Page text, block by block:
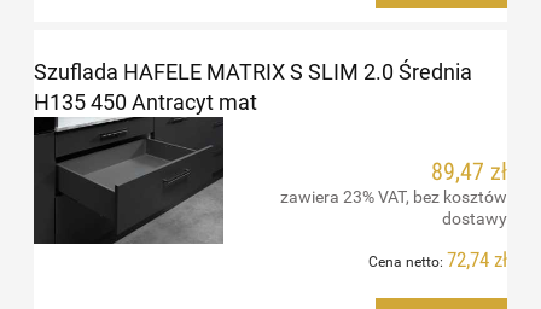
Szuflada HAFELE MATRIX S SLIM 2.0 Średnia
H135 450 Antracyt mat
89,47 zł
zawiera 23% VAT, bez kosztów
dostawy
Cena netto: 72,74 zł